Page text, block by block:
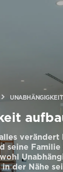
verändert
seine Familie
der Nähe